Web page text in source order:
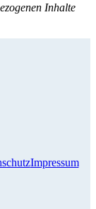
Inhalte
Impressum